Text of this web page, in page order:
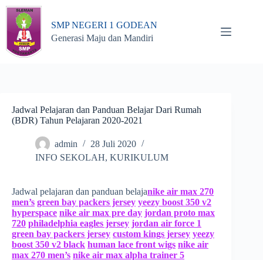
Skip
content
SMP NEGERI 1 GODEAN
Generasi Maju dan Mandiri
Jadwal Pelajaran dan Panduan Belajar Dari Rumah
(BDR) Tahun Pelajaran 2020-2021
admin
28 Juli 2020
INFO SEKOLAH, KURIKULUM
Jadwal pelajaran dan panduan belajanike air max 270
men’s green bay packers jersey yeezy boost 350 v2
hyperspace nike air max pre day jordan proto max
720 philadelphia eagles jersey jordan air force 1
green bay packers jersey custom kings jersey yeezy
boost 350 v2 black human lace front wigs nike air
max 270 men’s nike air max alpha trainer 5